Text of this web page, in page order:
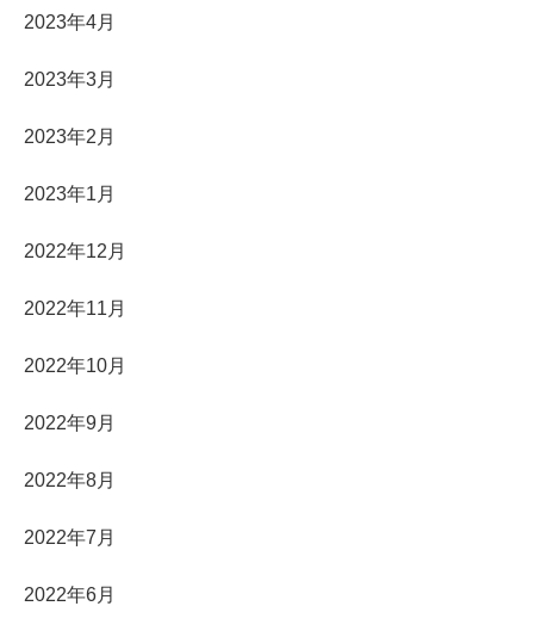
2023年4月
2023年3月
2023年2月
2023年1月
2022年12月
2022年11月
2022年10月
2022年9月
2022年8月
2022年7月
2022年6月